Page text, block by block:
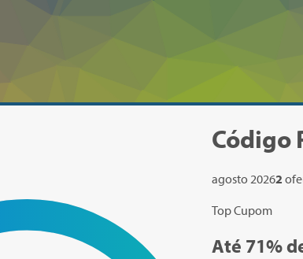
Código
agosto 20262
Top Cupom
Até 71%